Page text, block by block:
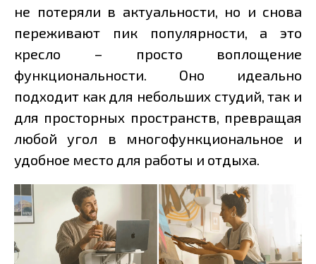
не потеряли в актуальности, но и снова
переживают пик популярности, а это
кресло – просто воплощение
функциональности. Оно идеально
подходит как для небольших студий, так и
для просторных пространств, превращая
любой угол в многофункциональное и
удобное место для работы и отдыха.